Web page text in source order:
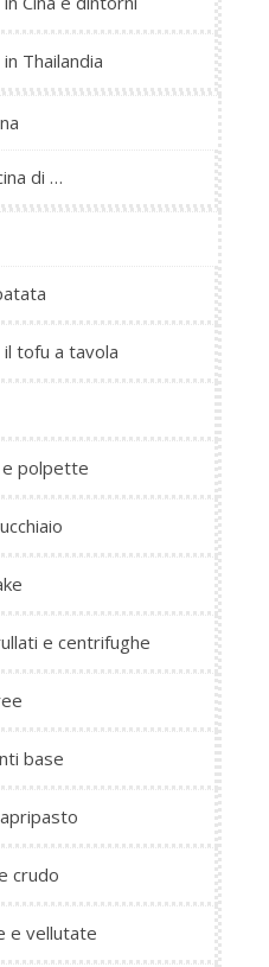
Thailandia
di …
il tofu a tavola
polpette
e centrifughe
base
crudo
e vellutate